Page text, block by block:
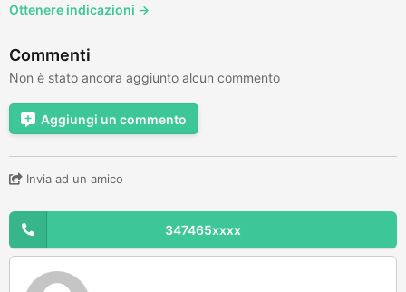
Ottenere indicazioni →
Commenti
Non è stato ancora aggiunto alcun commento
Aggiungi un commento
Invia ad un amico
347465xxxx